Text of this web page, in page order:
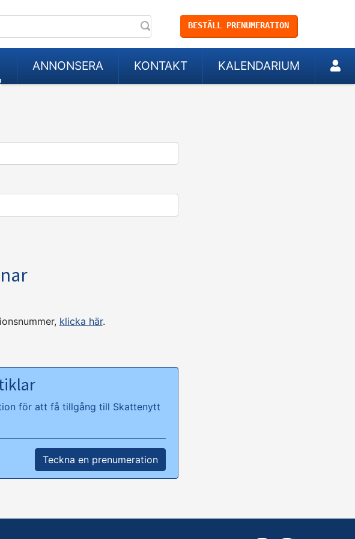
BESTÄLL PRENUMERATION
ANNONSERA KONTAKT KALENDARIUM
klicka här.
för att få tillgång till Skattenytt
Teckna en prenumeration